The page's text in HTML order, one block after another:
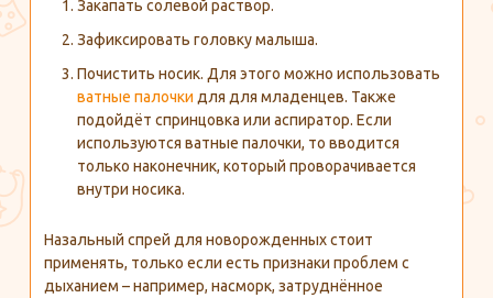
Закапать солевой раствор.
Зафиксировать головку малыша.
Почистить носик. Для этого можно использовать
ватные палочки для для младенцев. Также
подойдёт спринцовка или аспиратор. Если
используются ватные палочки, то вводится
только наконечник, который проворачивается
внутри носика.
Назальный спрей для новорожденных стоит
применять, только если есть признаки проблем с
дыханием – например, насморк, затруднённое